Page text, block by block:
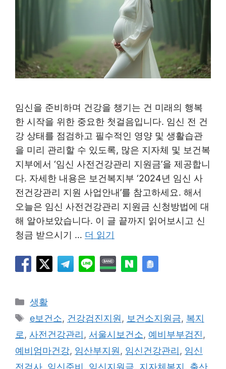
임신을 준비하며 건강을 챙기는 건 미래의 행복
한 시작을 위한 중요한 첫걸음입니다. 임신 전 건
강 상태를 점검하고 필수적인 영양 및 생활습관
을 미리 관리할 수 있도록, 많은 지자체 및 보건복
지부에서 ‘임신 사전건강관리 지원금’을 제공합니
다. 자세한 내용은 보건복지부 ‘2024년 임신 사
전건강관리 지원 사업안내’를 참고하세요. 해서
오늘은 임신 사전건강관리 지원금 신청방법에 대
해 알아보았습니다. 이 글 끝까지 읽어보시고 신
청금 받으시기 … 더 읽기
카
테
리
생활
태
그
e보건소, 건강검진지원 , 보건소지원금, 복지
로 , 사전건강관리 , 서울시보건소, 예비부부검진 ,
예비엄마건강, 임산부지원 , 임신건강관리 , 임신
전검사, 임신준비 , 임신지원금, 지자체복지 , 출산